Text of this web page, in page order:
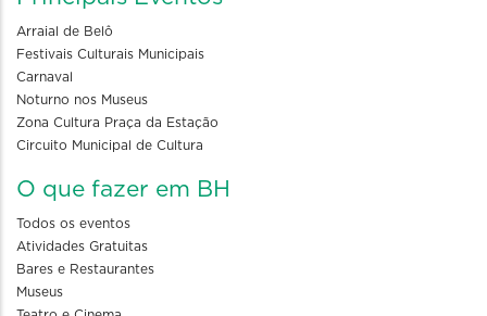
Arraial de Belô
Festivais Culturais Municipais
Carnaval
Noturno nos Museus
Zona Cultura Praça da Estação
Circuito Municipal de Cultura
O que fazer em BH
Todos os eventos
Atividades Gratuitas
Bares e Restaurantes
Museus